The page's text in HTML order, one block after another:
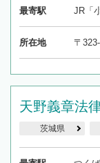
最寄駅 JR「
所在地 〒
天野義章法
茨城県